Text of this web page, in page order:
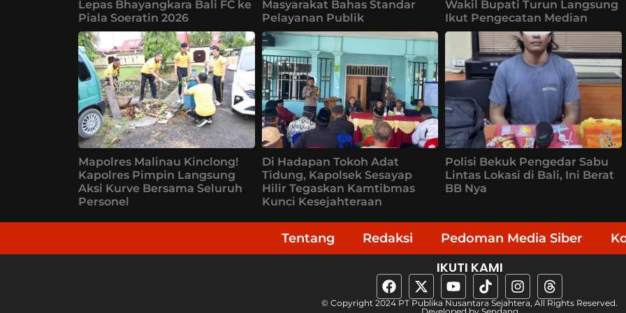
Lepas Bhayangkara Bali FC ke
Piala Soeratin 2026
Masyarakat Bahas Standar
Pelayanan Publik
Wakil Bupati Turun Langsung
Ikut Pengecatan Median
Mapolres Malinau Kinclong!
Kapolres Pimpin Langsung
Aksi Kurve Bersama Seluruh
Personel
Di Hadapan Tokoh Adat
Tidung, Kapolsek Sesayap
Hilir Tegaskan Kamtibmas
Kunci Kesejahteraan
Polisi Bekuk Pengedar Sabu
Lintas Lokasi di Bali, Ini Berat
BB Nya
Tentang Redaksi Pedoman Media Siber
IKUTI KAMI
© Copyright 2024 PT Publika Nusantara Sejahtera, All Rights Reserved.